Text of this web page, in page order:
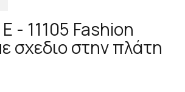
- 11105 Fashion
σχεδιο στην πλάτη